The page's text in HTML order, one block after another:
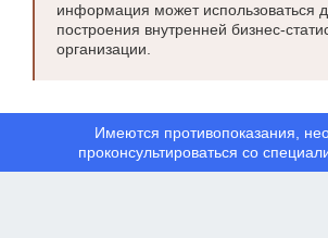
информация может использоваться
построения внутренней бизнес-
организации.
Имеются противопоказания,
проконсультироваться со